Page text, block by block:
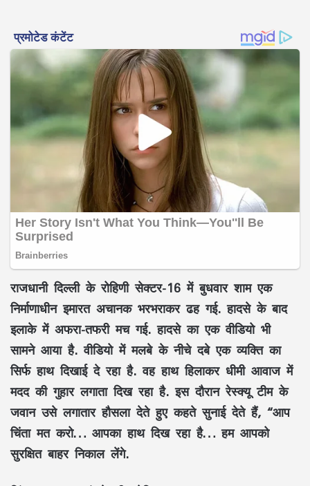
राजधानी दिल्ली के रोहिणी सेक्टर-16 में बुधवार शाम एक
निर्माणाधीन इमारत अचानक भरभराकर ढह गई. हादसे के बाद
इलाके में अफरा-तफरी मच गई. हादसे का एक वीडियो भी
सामने आया है. वीडियो में मलबे के नीचे दबे एक व्यक्ति का
सिर्फ हाथ दिखाई दे रहा है. वह हाथ हिलाकर धीमी आवाज में
मदद की गुहार लगाता दिख रहा है. इस दौरान रेस्क्यू टीम के
जवान उसे लगातार हौसला देते हुए कहते सुनाई देते हैं, “आप
चिंता मत करो… आपका हाथ दिख रहा है… हम आपको
सुरक्षित बाहर निकाल लेंगे.